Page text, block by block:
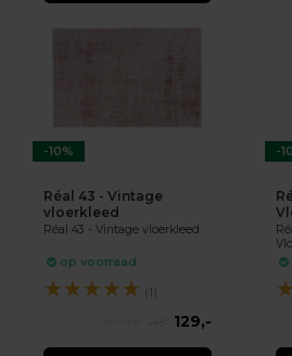
-10%
Réal 43 - Vintage
vloerkleed
Réal 43 - Vintage vloerkleed
op voorraad
★★★★★ (1)
129,-
-
★